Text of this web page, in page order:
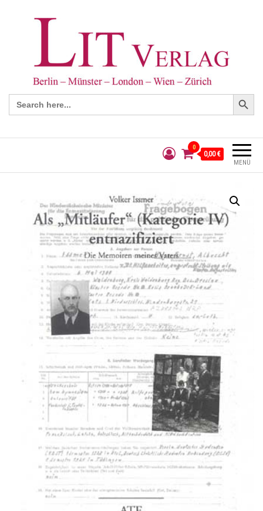
Search
for:
Search Button
MENÜ
0
0,00 €